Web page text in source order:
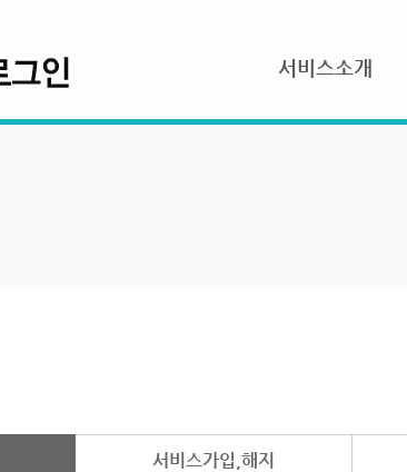
서비스소개
서비스가입,해지